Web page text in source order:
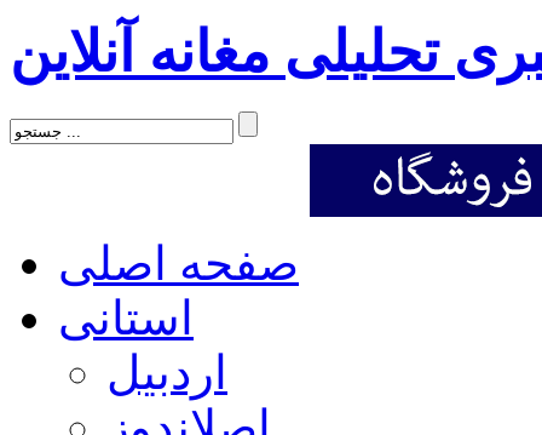
تحلیلی مغانه آنلاین
صفحه اصلی
استانی
اردبیل